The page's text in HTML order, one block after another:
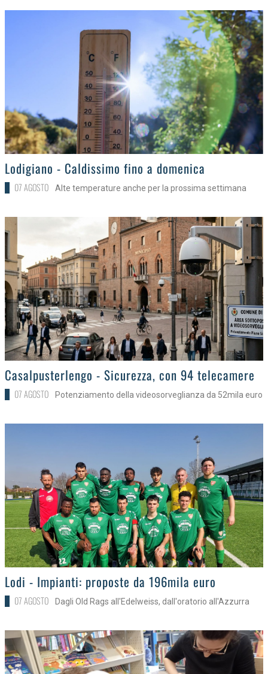
>Lodigiano - Caldissimo fino a domenica
07 AGOSTO Alte temperature anche per la prossima settimana
>
Casalpusterlengo - Sicurezza, con 94 telecamere
07 AGOSTO Potenziamento della videosorveglianza da 52mila euro
>Lodi - Impianti: proposte da 196mila euro
07 AGOSTO Dagli Old Rags all'Edelweiss, dall'oratorio all'Azzurra